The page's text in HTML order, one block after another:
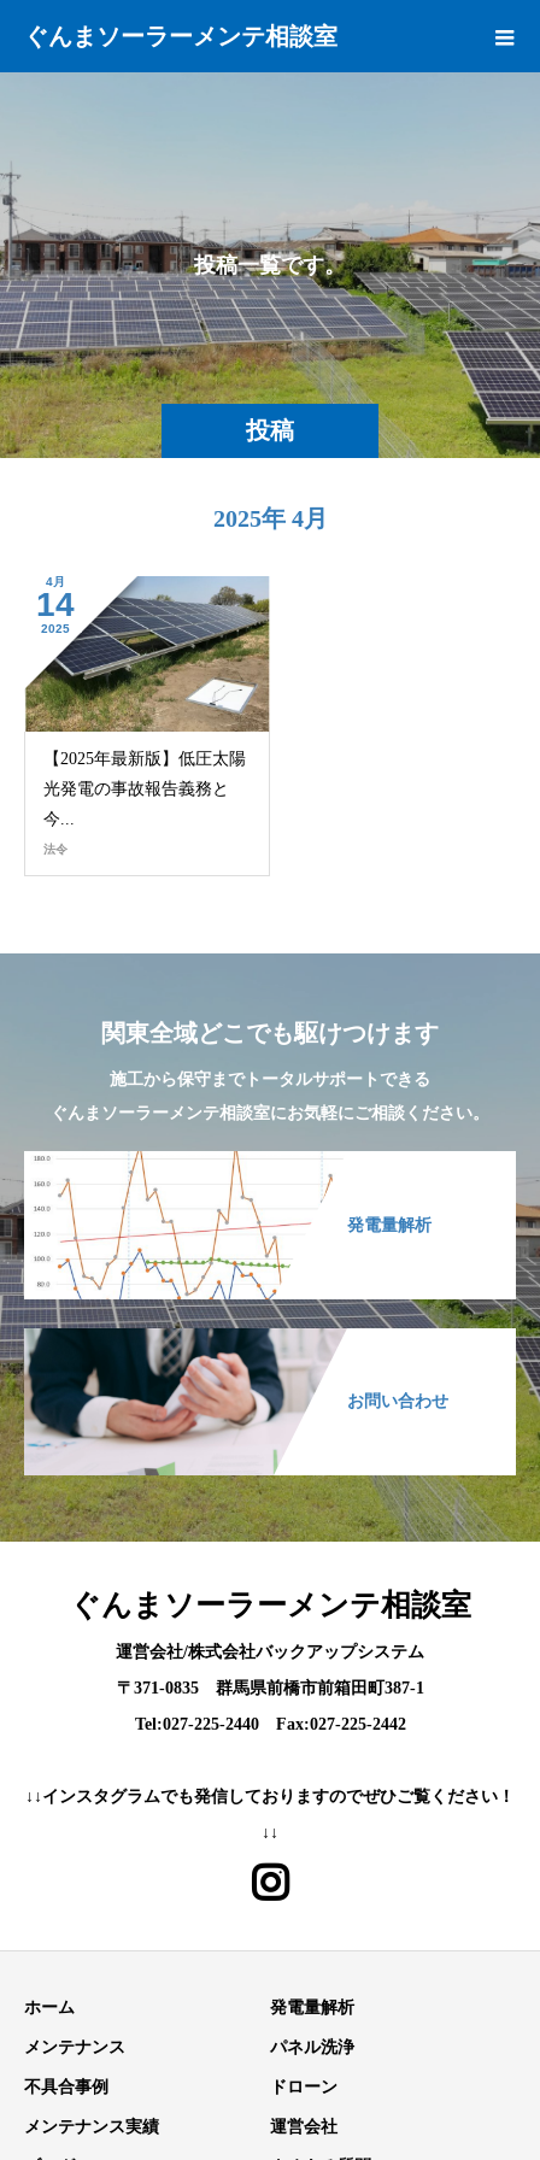
ぐんまソーラーメンテ相談室
投稿
投稿一覧です。
2025年 4月
4月
14
2025
【2025年最新版】低圧太陽
光発電の事故報告義務と
今...
法令
関東全域どこでも駆けつけます
施工から保守までトータルサポートできる
ぐんまソーラーメンテ相談室にお気軽にご相談ください。
発電量解析
お問い合わせ
ぐんまソーラーメンテ相談室
運営会社/株式会社バックアップシステム
〒371-0835 群馬県前橋市前箱田町387-1
Tel:027-225-2440 Fax:027-225-2442
↓↓インスタグラムでも発信しておりますのでぜひご覧ください！
↓↓
ホーム 発電量解析
メンテナンス パネル洗浄
不具合事例 ドローン
メンテナンス実績 運営会社